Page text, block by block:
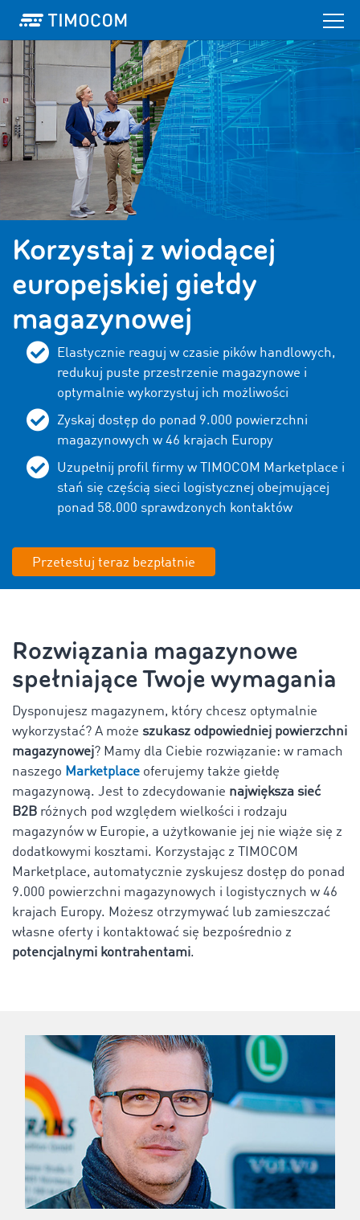
Korzystaj z wiodącej
europejskiej giełdy
magazynowej
Elastycznie reaguj w czasie pików handlowych,
redukuj puste przestrzenie magazynowe i
optymalnie wykorzystuj ich możliwości
Zyskaj dostęp do ponad 9.000 powierzchni
magazynowych w 46 krajach Europy
Uzupełnij profil firmy w TIMOCOM Marketplace i
stań się częścią sieci logistycznej obejmującej
ponad 58.000 sprawdzonych kontaktów
Przetestuj teraz bezpłatnie
Rozwiązania magazynowe
spełniające Twoje wymagania
Dysponujesz magazynem, który chcesz optymalnie
wykorzystać? A może szukasz odpowiedniej powierzchni
magazynowej? Mamy dla Ciebie rozwiązanie: w ramach
naszego Marketplace oferujemy także giełdę
magazynową. Jest to zdecydowanie największa sieć
B2B różnych pod względem wielkości i rodzaju
magazynów w Europie, a użytkowanie jej nie wiąże się z
dodatkowymi kosztami. Korzystając z TIMOCOM
Marketplace, automatycznie zyskujesz dostęp do ponad
9.000 powierzchni magazynowych i logistycznych w 46
krajach Europy. Możesz otrzymywać lub zamieszczać
własne oferty i kontaktować się bezpośrednio z
potencjalnymi kontrahentami.